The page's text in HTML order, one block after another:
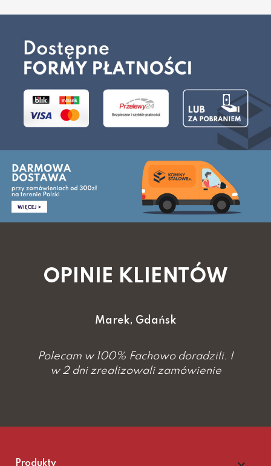
OPINIE KLIENTÓW
Marek, Gdańsk
w 100% Fachowo doradzili. I
zrealizowali zamówienie
Polecam w
Produkty